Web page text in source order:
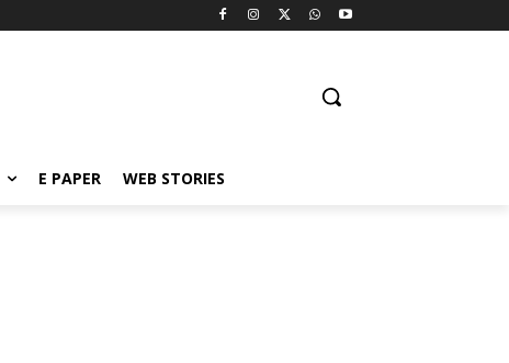
E PAPER WEB STORIES